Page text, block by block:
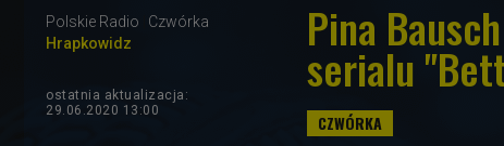
Polskie Radio
Czwórka
Hrapkowidz
Pina
serialu
ostatnia aktualizacja:
29.06.2020 13:00